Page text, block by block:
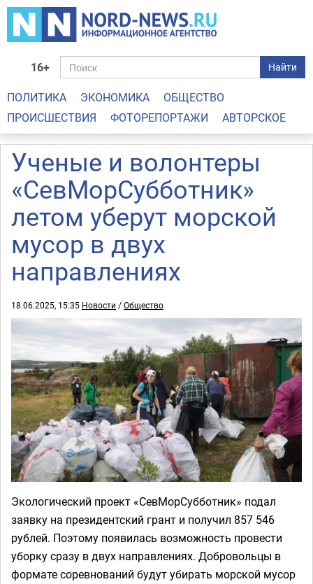
16+ Найти
ПОЛИТИКА ЭКОНОМИКА
ОБЩЕСТВО
ПРОИСШЕСТВИЯ
ФОТОРЕПОРТАЖИ АВТОРСКОЕ
Ученые и волонтеры
«СевМорСубботник»
летом уберут морской
мусор в двух
направлениях
18.06.2025, 15:35 Новости /Общество
Экологический проект «СевМорСубботник» подал
заявку на президентский грант и получил 857 546
рублей. Поэтому появилась возможность провести
уборку сразу в двух направлениях. Добровольцы в
формате соревнований будут убирать морской мусор